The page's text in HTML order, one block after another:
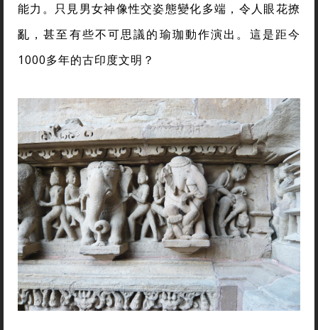
能力。只見男女神像性交姿態變化多端，令人眼花撩
亂，甚至有些不可思議的瑜珈動作演出。這是距今
1000多年的古印度文明？